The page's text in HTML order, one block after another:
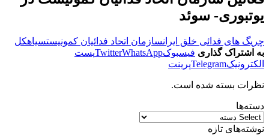
یوتبوری- سوئد
چریگ های فدائی خلق ایرانسازمان اتحاد فدائیان کمونیستسیاهکل
به اشتراک گذاری فیسبوک TwitterWhatsApp
پست
الکترونیکTelegramپرینت
نظرات بسته شده است.
دسته‌ها
نوشته‌های تازه